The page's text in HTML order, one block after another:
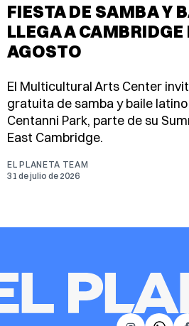
FIESTA DE SAMBA Y
LLEGA A CAMBRIDGE
AGOSTO
El Multicultural Arts Center
gratuita de samba y baile
Centanni Park, parte de su
East Cambridge.
EL PLANETA TEAM
31 de julio de 2026